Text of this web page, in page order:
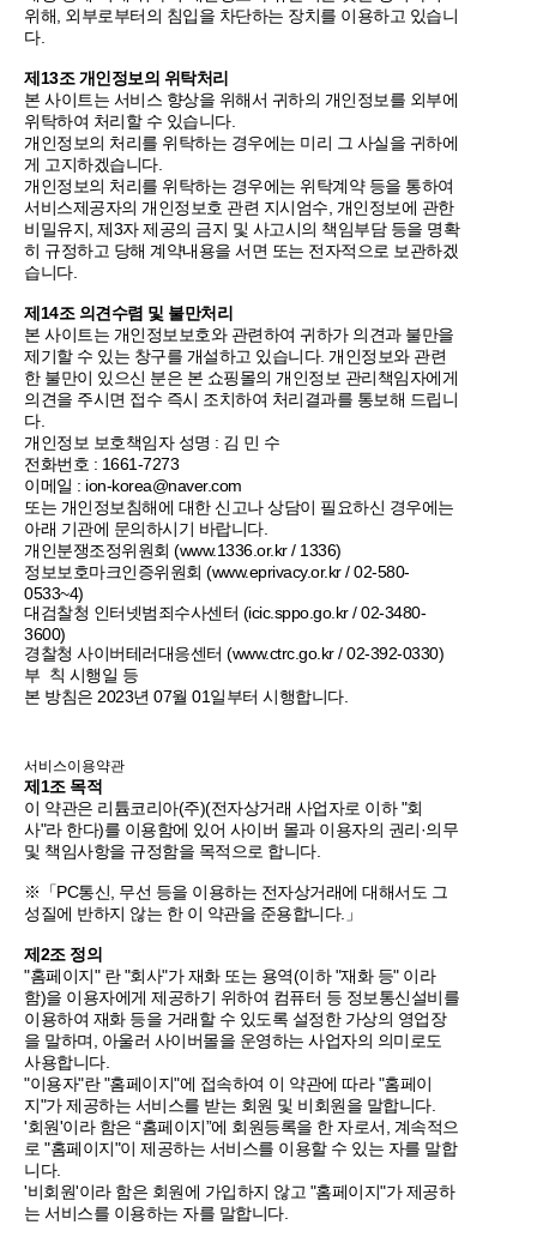
위해, 외부로부터의 침입을 차단하는 장치를 이용하고 있습니
다.
제13조 개인정보의 위탁처리
본 사이트는 서비스 향상을 위해서 귀하의 개인정보를 외부에
위탁하여 처리할 수 있습니다.
개인정보의 처리를 위탁하는 경우에는 미리 그 사실을 귀하에
게 고지하겠습니다.
개인정보의 처리를 위탁하는 경우에는 위탁계약 등을 통하여
서비스제공자의 개인정보호 관련 지시엄수, 개인정보에 관한
비밀유지, 제3자 제공의 금지 및 사고시의 책임부담 등을 명확
히 규정하고 당해 계약내용을 서면 또는 전자적으로 보관하겠
습니다.
제14조 의견수렴 및 불만처리
본 사이트는 개인정보보호와 관련하여 귀하가 의견과 불만을
제기할 수 있는 창구를 개설하고 있습니다. 개인정보와 관련
한 불만이 있으신 분은 본 쇼핑몰의 개인정보 관리책임자에게
의견을 주시면 접수 즉시 조치하여 처리결과를 통보해 드립니
다.
개인정보 보호책임자 성명 : 김 민 수
전화번호 : 1661-7273
이메일 : ion-korea@naver.com
또는 개인정보침해에 대한 신고나 상담이 필요하신 경우에는
아래 기관에 문의하시기 바랍니다.
개인분쟁조정위원회 (www.1336.or.kr/ 1336)
정보보호마크인증위원회 (www.eprivacy.or.kr/ 02-580-
0533~4)
대검찰청 인터넷범죄수사센터 (icic.sppo.go.kr / 02-3480-
3600)
경찰청 사이버테러대응센터 (www.ctrc.go.kr/ 02-392-0330)
부 칙 시행일 등
본 방침은 2023년 07월 01일부터 시행합니다.
서비스이용약관
제1조 목적
이 약관은 리튬코리아(주)(전자상거래 사업자로 이하 "회
사"라 한다)를 이용함에 있어 사이버 몰과 이용자의 권리·의무
및 책임사항을 규정함을 목적으로 합니다.
※「PC통신, 무선 등을 이용하는 전자상거래에 대해서도 그
성질에 반하지 않는 한 이 약관을 준용합니다.」
제2조 정의
"홈페이지" 란 "회사"가 재화 또는 용역(이하 "재화 등" 이라
함)을 이용자에게 제공하기 위하여 컴퓨터 등 정보통신설비를
이용하여 재화 등을 거래할 수 있도록 설정한 가상의 영업장
을 말하며, 아울러 사이버몰을 운영하는 사업자의 의미로도
사용합니다.
"이용자"란 "홈페이지"에 접속하여 이 약관에 따라 "홈페이
지"가 제공하는 서비스를 받는 회원 및 비회원을 말합니다.
'회원'이라 함은 “홈페이지”에 회원등록을 한 자로서, 계속적으
로 "홈페이지"이 제공하는 서비스를 이용할 수 있는 자를 말합
니다.
'비회원'이라 함은 회원에 가입하지 않고 "홈페이지"가 제공하
는 서비스를 이용하는 자를 말합니다.